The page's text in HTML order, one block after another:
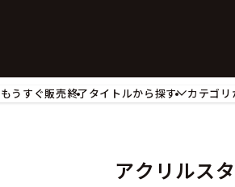
もうすぐ販売終了タイトルから探す
カテゴ
カ
アクリルス